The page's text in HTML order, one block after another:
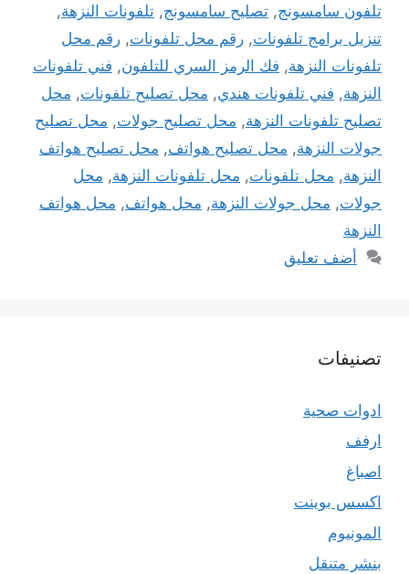
تلفون سامسونج, تصليح سامسونج, تلفونات النزهة,
تنزيل برامج تلفونات, رقم محل تلفونات, رقم محل
تلفونات النزهة, فك الرمز السري للتلفون, فني تلفونات
النزهة, فني تلفونات هندي, محل تصليح تلفونات, محل
تصليح تلفونات النزهة, محل تصليح جولات, محل تصليح
جولات النزهة, محل تصليح هواتف, محل تصليح هواتف
النزهة, محل تلفونات, محل تلفونات النزهة, محل
جولات, محل جولات النزهة, محل هواتف, محل هواتف
النزهة
أضف تعليق
تصنيفات
ادوات صحية
ارفف
اصباغ
اكسس بوينت
المونيوم
بنشر متنقل